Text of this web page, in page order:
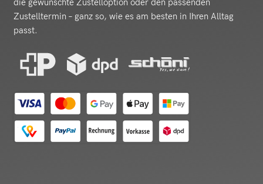
die gewünschte Zustelloption oder den passenden
Zustelltermin – ganz so, wie es am besten in Ihren Alltag
passt.